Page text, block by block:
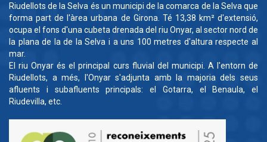
Riudellots de la Selva és un municipi de la comarca de la Selva que
forma part de l'àrea urbana de Girona. Té 13,38 km² d'extensió,
ocupa el fons d'una cubeta drenada del riu Onyar, al sector nord de
la plana de la de la Selva i a uns 100 metres d'altura respecte al
mar.
El riu Onyar és el principal curs fluvial del municipi. A l'entorn de
Riudellots, a més, l'Onyar s'adjunta amb la majoria dels seus
afluents i subafluents principals: el Gotarra, el Benaula, el
Riudevilla, etc.